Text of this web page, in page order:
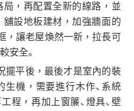
，再配置全新的線路，並
舖設地板建材，加強牆面的
，讓老屋煥然一新，拉長可
安全。
擺平後，最後才是室內的裝
機，需要進行木作、系統
程，再加上窗簾、燈具、壁